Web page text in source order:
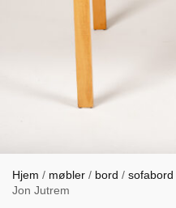
Hjem / møbler / bord / sofabord
Jon Jutrem